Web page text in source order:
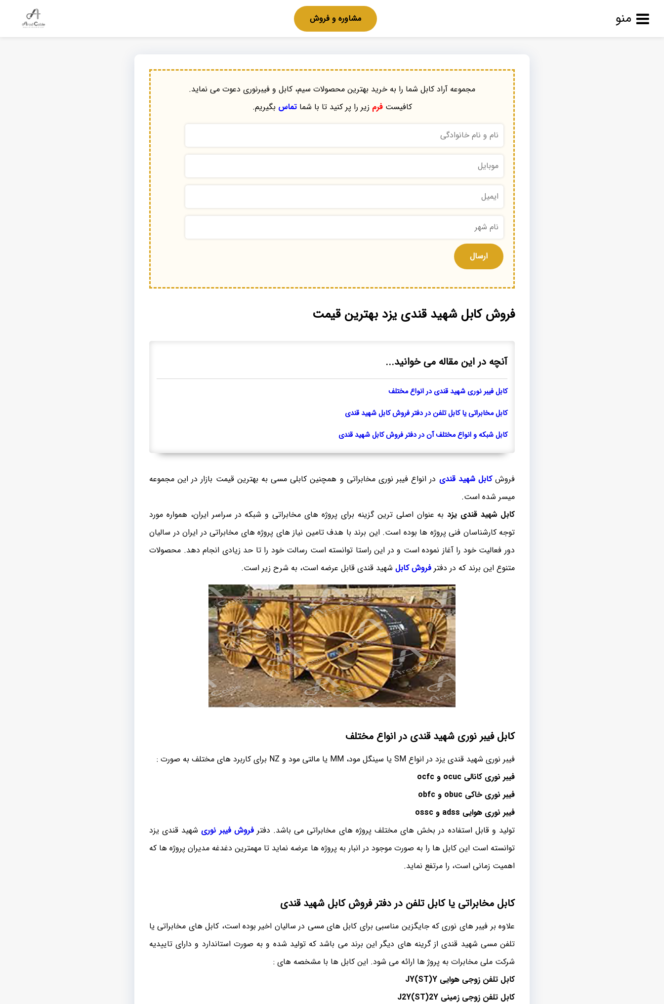
منو مشاوره و فروش
مجموعه آراد کابل شما را به خرید بهترین محصولات سیم، کابل و فیبرنوری دعوت می نماید.
کافیستفرم زیر را پر کنید تا با شماتماس بگیریم.
فروش کابل شهید قندی یزد بهترین قیمت
آنچه در این مقاله می خوانید...
کابل فیبر نوری شهید قندی در انواع مختلف
کابل مخابراتی یا کابل تلفن در دفتر فروش کابل شهید قندی
کابل شبکه و انواع مختلف آن در دفتر فروش کابل شهید قندی
فروشکابل شهید قندی در انواع فیبر نوری مخابراتی و همچنین کابلی مسی به بهترین قیمت بازار در این مجموعه
میسر شده است.
کابل شهید قندی یزدبه عنوان اصلی ترین گزینه برای پروژه های مخابراتی و شبکه در سراسر ایران، همواره مورد
توجه کارشناسان فنی پروژه ها بوده است. این برند با هدف تامین نیاز های پروژه های مخابراتی در ایران در سالیان
دور فعالیت خود را آغاز نموده است و در این راستا توانسته است رسالت خود را تا حد زیادی انجام دهد. محصولات
متنوع این برند که در دفتر فروش کابل شهید قندی قابل عرضه است، به شرح زیر است.
کابل فیبر نوری شهید قندی در انواع مختلف
فیبر نوری شهید قندی یزد در انواع SM یا سینگل مود، MM یا مالتی مود و NZ برای کاربرد های مختلف به صورت :
فیبر نوری کانالی ocuc و ocfc
فیبر نوری خاکی obuc و obfc
فیبر نوری هوایی adss و ossc
تولید و قابل استفاده در بخش های مختلف پروژه های مخابراتی می باشد. دفترفروش فیبر نوریشهید قندی یزد
توانسته است این کابل ها را به صورت موجود در انبار به پروژه ها عرضه نماید تا مهمترین دغدغه مدیران پروژه ها که
اهمیت زمانی است، را مرتفع نماید.
کابل مخابراتی یا کابل تلفن در دفتر فروش کابل شهید قندی
علاوه بر فیبر های نوری که جایگزین مناسبی برای کابل های مسی در سالیان اخیر بوده است، کابل های مخابراتی یا
تلفن مسی شهید قندی از گرینه های دیگر این برند می باشد که تولید شده و به صورت استاندارد و دارای تاییدیه
شرکت ملی مخابرات به پروژ ها ارائه می شود. این کابل ها با مشخصه های :
کابل تلفن زوجی هوایی JY(ST)Y
کابل تلفن زوجی زمینی J2Y(ST)2Y